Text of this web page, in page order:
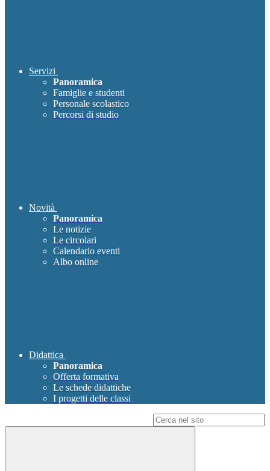
Servizi
Panoramica
Famiglie e studenti
Personale scolastico
Percorsi di studio
Novità
Panoramica
Le notizie
Le circolari
Calendario eventi
Albo online
Didattica
Panoramica
Offerta formativa
Le schede didattiche
I progetti delle classi